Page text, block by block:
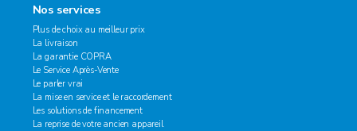
Nos services
Plus de choix au meilleur prix
La livraison
La garantie COPRA
Le Service Après-Vente
Le parler vrai
La mise en service et le raccordement
Les solutions de financement
La reprise de votre ancien appareil